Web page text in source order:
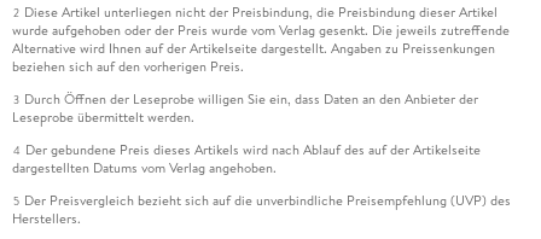
2 Diese Artikel unterliegen nicht der Preisbindung, die Preisbindung dieser Artikel
wurde aufgehoben oder der Preis wurde vom Verlag gesenkt. Die jeweils zutreffende
Alternative wird Ihnen auf der Artikelseite dargestellt. Angaben zu Preissenkungen
beziehen sich auf den vorherigen Preis.
3 Durch Öffnen der Leseprobe willigen Sie ein, dass Daten an den Anbieter der
Leseprobe übermittelt werden.
4 Der gebundene Preis dieses Artikels wird nach Ablauf des auf der Artikelseite
dargestellten Datums vom Verlag angehoben.
5 Der Preisvergleich bezieht sich auf die unverbindliche Preisempfehlung (UVP) des
Herstellers.